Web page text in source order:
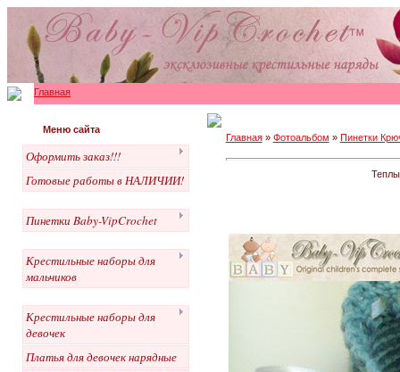
Главная
Меню сайта
Оформить заказ!!!
Готовые работы в НАЛИЧИИ!
Пинетки Baby-VipCrochet
Крестильные наборы для
мальчиков
Крестильные наборы для
девочек
Платья для девочек нарядные
Главная» Фотоальбом » Пинетки